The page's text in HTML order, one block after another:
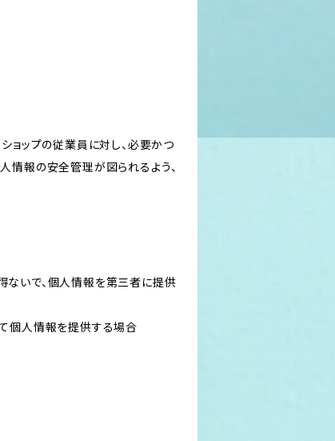
ョップの従業員に対し、必要かつ
情報の安全管理が図られるよう、
ないで、個人情報を第三者に提供
個人情報を提供する場合